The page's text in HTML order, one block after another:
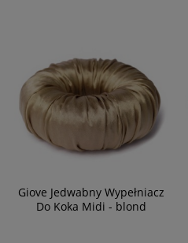
Giove Jedwabny Wypełniacz
Do Koka Midi - blond